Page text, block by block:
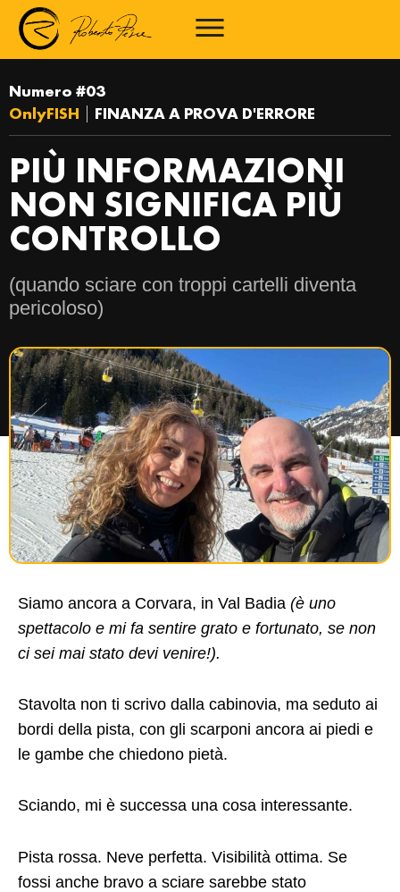
Numero #03
OnlyFISH
FINANZA A PROVA D'ERRORE
PIÙ INFORMAZIONI
NON SIGNIFICA PIÙ
CONTROLLO
(quando sciare con troppi cartelli diventa
pericoloso)
Siamo ancora a Corvara, in Val Badia (è uno
spettacolo e mi fa sentire grato e fortunato, se non
ci sei mai stato devi venire!).
Stavolta non ti scrivo dalla cabinovia, ma seduto ai
bordi della pista, con gli scarponi ancora ai piedi e
le gambe che chiedono pietà.
Sciando, mi è successa una cosa interessante.
Pista rossa. Neve perfetta. Visibilità ottima. Se
fossi anche bravo a sciare sarebbe stato